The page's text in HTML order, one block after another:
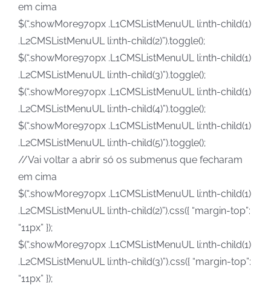
em cima
$(“.showMore970px .L1CMSListMenuUL li:nth-child(1)
.L2CMSListMenuUL li:nth-child(2)”).toggle();
$(“.showMore970px .L1CMSListMenuUL li:nth-child(1)
.L2CMSListMenuUL li:nth-child(3)”).toggle();
$(“.showMore970px .L1CMSListMenuUL li:nth-child(1)
.L2CMSListMenuUL li:nth-child(4)”).toggle();
$(“.showMore970px .L1CMSListMenuUL li:nth-child(1)
.L2CMSListMenuUL li:nth-child(5)”).toggle();
//Vai voltar a abrir só os submenus que fecharam
em cima
$(“.showMore970px .L1CMSListMenuUL li:nth-child(1)
.L2CMSListMenuUL li:nth-child(2)”).css({ “margin-top”:
“11px” });
$(“.showMore970px .L1CMSListMenuUL li:nth-child(1)
.L2CMSListMenuUL li:nth-child(3)”).css({ “margin-top”:
“11px” });